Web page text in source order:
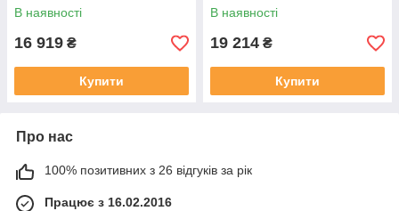
В наявності
16 919 ₴
Купити
В наявності
19 214 ₴
Купити
Про нас
100% позитивних з 26 відгуків за рік
Працює з 16.02.2016